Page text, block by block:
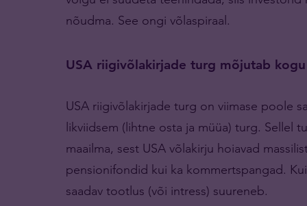
nõudma. See ongi võlaspiraal.
USA riigivõlakirjade turg mõjutab
USA riigivõlakirjade turg on viimase poole
likviidsem (lihtne osta ja müüa) turg. Sellel
maailma, sest USA võlakirju hoiavad
pensionifondid kui ka kommertspangad.
saadav tootlus (või intress) suureneb.